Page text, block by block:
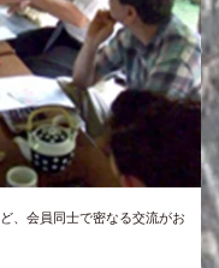
、会員同士で密なる交流がお